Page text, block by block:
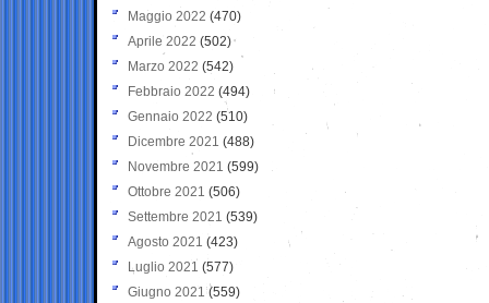
Maggio 2022 (470)
Aprile 2022 (502)
Marzo 2022 (542)
Febbraio 2022 (494)
Gennaio 2022 (510)
Dicembre 2021 (488)
Novembre 2021 (599)
Ottobre 2021 (506)
Settembre 2021 (539)
Agosto 2021 (423)
Luglio 2021 (577)
Giugno 2021(559)